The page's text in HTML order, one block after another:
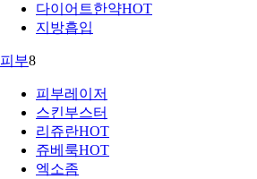
다이어트한약HOT
지방흡입
피부8
피부레이저
스킨부스터
리쥬란HOT
쥬베룩HOT
엑소좀